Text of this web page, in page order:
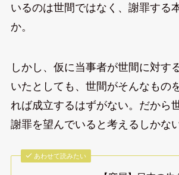
いるのは世間ではなく、謝罪する
か。
しかし、仮に当事者が世間に対す
いたとしても、世間がそんなもの
れば成立するはずがない。だから
謝罪を望んでいると考えるしかな
あわせて読みたい